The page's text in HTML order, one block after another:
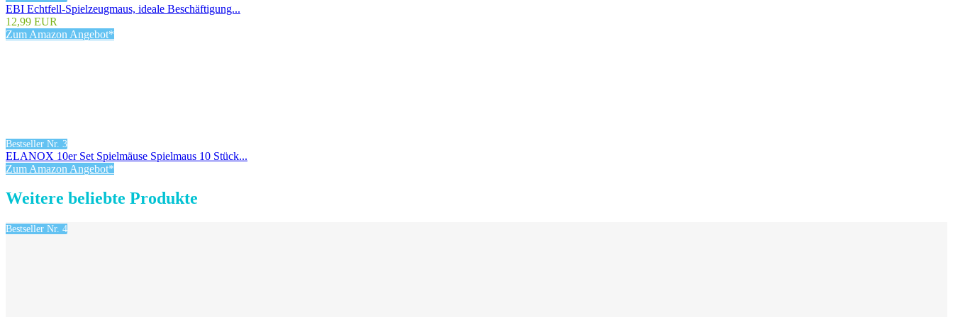
EBI Echtfell-Spielzeugmaus, ideale Beschäftigung...
12,99 EUR
Zum Amazon Angebot*
Bestseller Nr. 3
ELANOX 10er Set Spielmäuse Spielmaus 10 Stück...
Zum Amazon Angebot*
Weitere beliebte Produkte
Bestseller Nr. 4